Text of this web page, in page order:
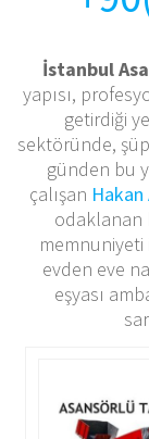
İstanbul
yapısı,
getirdiği
sektöründe,
günden bu
çalışan
odaklanan
memnuniyeti
evden eve
eşyası